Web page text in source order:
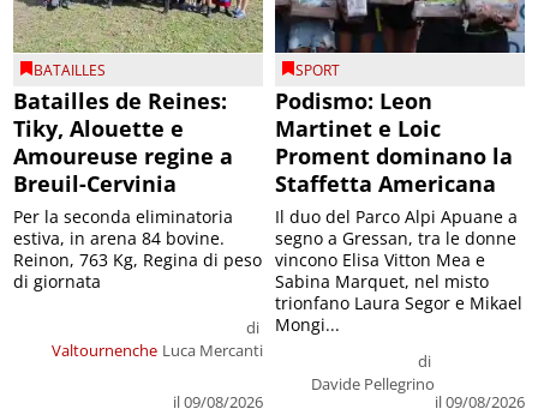
BATAILLES
Batailles de Reines:
Tiky, Alouette e
Amoureuse regine a
Breuil-Cervinia
Valtournenche
di
Luca Mercanti
il 09/08/2026
Per la seconda eliminatoria
estiva, in arena 84 bovine.
Reinon, 763 Kg, Regina di peso
di giornata
SPORT
Podismo: Leon
Martinet e Loic
Proment dominano la
Staffetta Americana
di
Davide Pellegrino
il 09/08/2026
Il duo del Parco Alpi Apuane a
segno a Gressan, tra le donne
vincono Elisa Vitton Mea e
Sabina Marquet, nel misto
trionfano Laura Segor e Mikael
Mongi...